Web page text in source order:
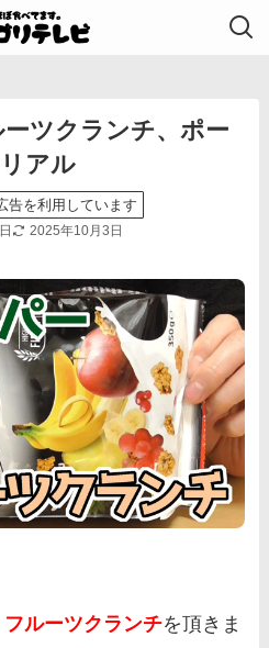
ツクランチ、ポー
アル
告を利用しています
2025年10月3日
ルーツクランチを頂きま